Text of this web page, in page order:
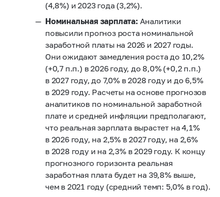
(4,8%) и 2023 года (3,2%).
Номинальная зарплата: Аналитики
повысили прогноз роста номинальной
заработной платы на 2026 и 2027 годы.
Они ожидают замедления роста до 10,2%
(+0,7 п.п.) в 2026 году, до 8,0% (+0,2 п.п.)
в 2027 году, до 7,0% в 2028 году и до 6,5%
в 2029 году. Расчеты на основе прогнозов
аналитиков по номинальной заработной
плате и средней инфляции предполагают,
что реальная зарплата вырастет на 4,1%
в 2026 году, на 2,5% в 2027 году, на 2,6%
в 2028 году и на 2,3% в 2029 году. К концу
прогнозного горизонта реальная
заработная плата будет на 39,8% выше,
чем в 2021 году (средний темп: 5,0% в год).